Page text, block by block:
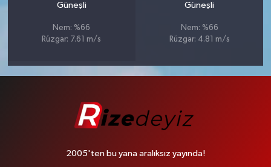
Güneşli
Nem: %66
Rüzgar: 7.61 m/s
Güneşli
Nem: %66
Rüzgar: 4.81 m/s
2005'ten bu yana aralıksız yayında!